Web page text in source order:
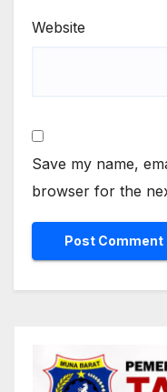
Website
Save my name,
browser for the